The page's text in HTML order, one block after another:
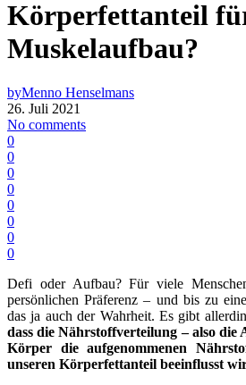
Körperfettanteil
Muskelaufbau?
byMenno Henselmans
26. Juli 2021
No comments
0
0
0
0
0
0
0
0
Defi oder Aufbau? Für viele
persönlichen Präferenz – und bis zu
das ja auch der Wahrheit. Es gibt
dass die Nährstoffverteilung – also die
Körper die aufgenommenen
unseren Körperfettanteil beeinflusst